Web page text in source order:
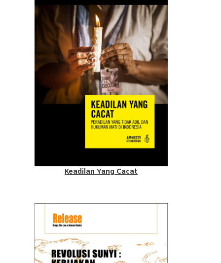
Keadilan Yang Cacat